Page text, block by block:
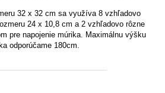
32 x 32 cm sa využíva 8 vzhľadovo
24 x 10,8 cm a 2 vzhľadovo rôzne
pre napojenie múrika. Maximálnu výšku
odporúčame 180cm.